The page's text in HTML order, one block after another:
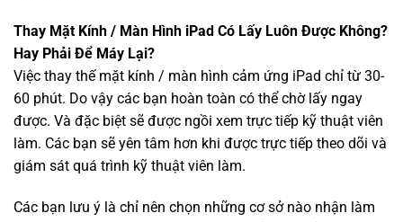
Thay Mặt Kính / Màn Hình iPad Có Lấy Luôn Được Không?
Hay Phải Để Máy Lại?
Việc thay thế mặt kính / màn hình cảm ứng iPad chỉ từ 30-
60 phút. Do vậy các bạn hoàn toàn có thể chờ lấy ngay
được. Và đặc biệt sẽ được ngồi xem trực tiếp kỹ thuật viên
làm. Các bạn sẽ yên tâm hơn khi được trực tiếp theo dõi và
giám sát quá trình kỹ thuật viên làm.
Các bạn lưu ý là chỉ nên chọn những cơ sở nào nhận làm